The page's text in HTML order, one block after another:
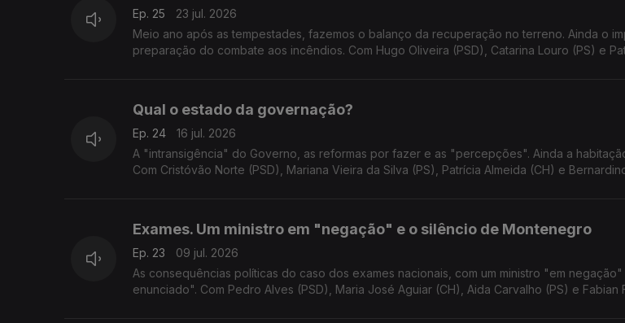
Ep. 25
23 jul. 2026
Meio ano após as tempestades, fazemos o balanço da recuperação no terreno. Ainda o
preparação do combate aos incêndios. Com Hugo Oliveira (PSD), Catarina Louro (PS) e
Qual o estado da governação?
Ep. 24
16 jul. 2026
A "intransigência" do Governo, as reformas por fazer e as "percepções". Ainda a
Com Cristóvão Norte (PSD), Mariana Vieira da Silva (PS), Patrícia Almeida (CH) e
Exames. Um ministro em "negação" e o silêncio de Montenegro
Ep. 23
09 jul. 2026
As consequências políticas do caso dos exames nacionais, com um ministro "em
enunciado". Com Pedro Alves (PSD), Maria José Aguiar (CH), Aida Carvalho (PS) e Fabian